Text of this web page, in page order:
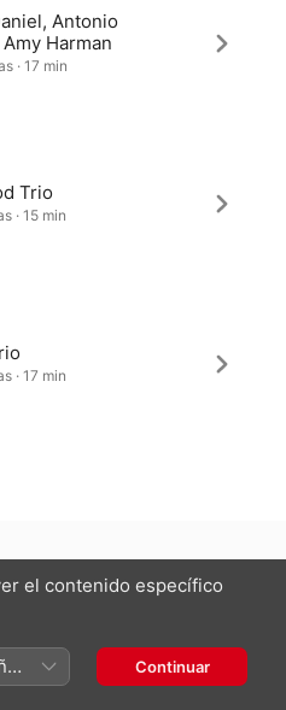
Antonio
Harman
· 17 min
Trio
· 15 min
· 17 min
derechos reservados.
el contenido específico
Continuar